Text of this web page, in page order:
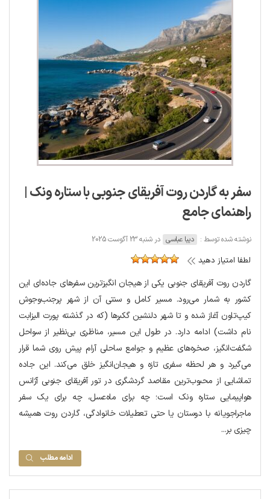
سفر به گاردن روت آفریقای جنوبی با ستاره ونک |
راهنمای جامع
نوشته شده توسط : دیبا عباسی در شنبه 23 آگوست 2025
لطفا امتیاز دهید
گاردن روت آفریقای جنوبی یکی از هیجان انگیزترین سفرهای جاده‌ای این
کشور به شمار می‌رود. مسیر کامل و سنتی آن از شهر پرجنب‌وجوش
کیپ‌تاون آغاز شده و تا شهر دلنشین گکبرها (که در گذشته پورت الیزابت
نام داشت) ادامه دارد. در طول این مسیر، مناظری بی‌نظیر از سواحل
شگفت‌انگیز، صخره‌های عظیم و جوامع ساحلی آرام پیش روی شما قرار
می‌گیرد و هر لحظه سفری تازه و هیجان‌انگیز خلق می‌کند. این جاده
تماشایی از محبوب‌ترین مقاصد گردشگری در تور آفریقای جنوبی آژانس
هواپیمایی ستاره ونک است؛ چه برای ماه‌عسل، چه برای یک سفر
ماجراجویانه با دوستان یا حتی تعطیلات خانوادگی، گاردن روت همیشه
چیزی بر...
ادامه مطلب